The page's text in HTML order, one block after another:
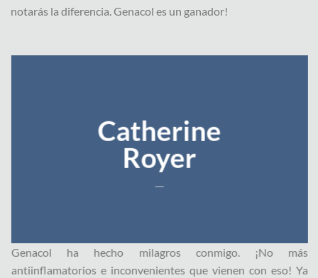
notarás la diferencia. Genacol es un ganador!
Catherine
Royer
Genacol ha hecho milagros conmigo. ¡No más
antiinflamatorios e inconvenientes que vienen con eso! Ya